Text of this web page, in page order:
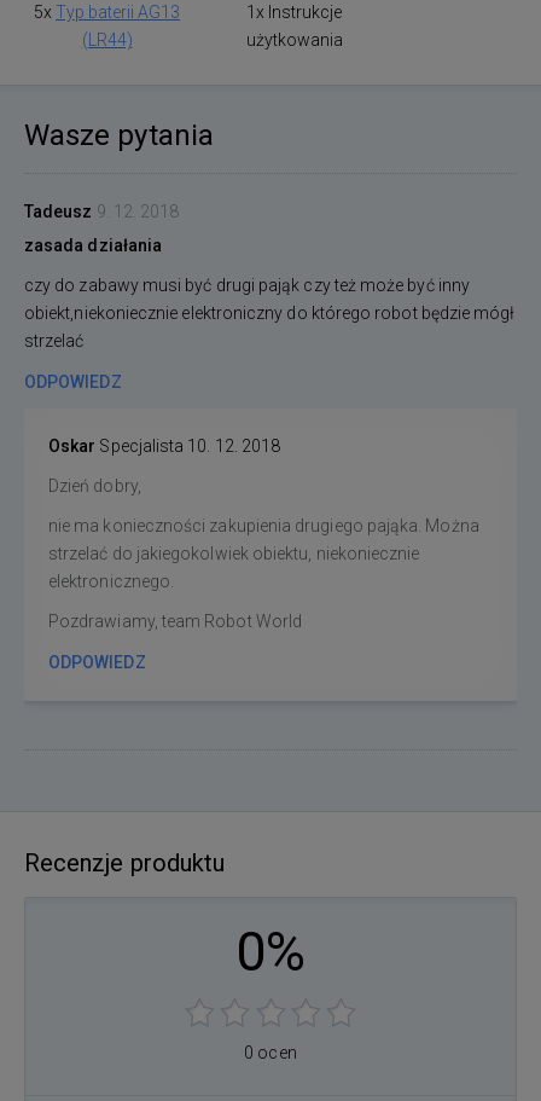
5x Typ baterii AG13
(LR44)
1x Instrukcje
użytkowania
Wasze pytania
Tadeusz 9. 12. 2018
zasada działania
czy do zabawy musi być drugi pająk czy też może być inny
obiekt,niekoniecznie elektroniczny do którego robot będzie mógł
strzelać
ODPOWIEDZ
Oskar Specjalista 10. 12. 2018
Dzień dobry,
nie ma konieczności zakupienia drugiego pająka. Można
strzelać do jakiegokolwiek obiektu, niekoniecznie
elektronicznego.
Pozdrawiamy, team Robot World
ODPOWIEDZ
Recenzje produktu
0%
0 ocen